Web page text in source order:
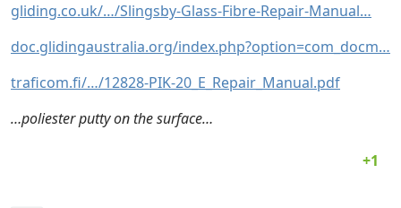
gliding.co.uk/…/Slingsby-Glass-Fibre-Repair-Manual…
doc.glidingaustralia.org/index.php?option=com_docm…
traficom.fi/…/12828-PIK-20_E_Repair_Manual.pdf
…poliester putty on the surface…